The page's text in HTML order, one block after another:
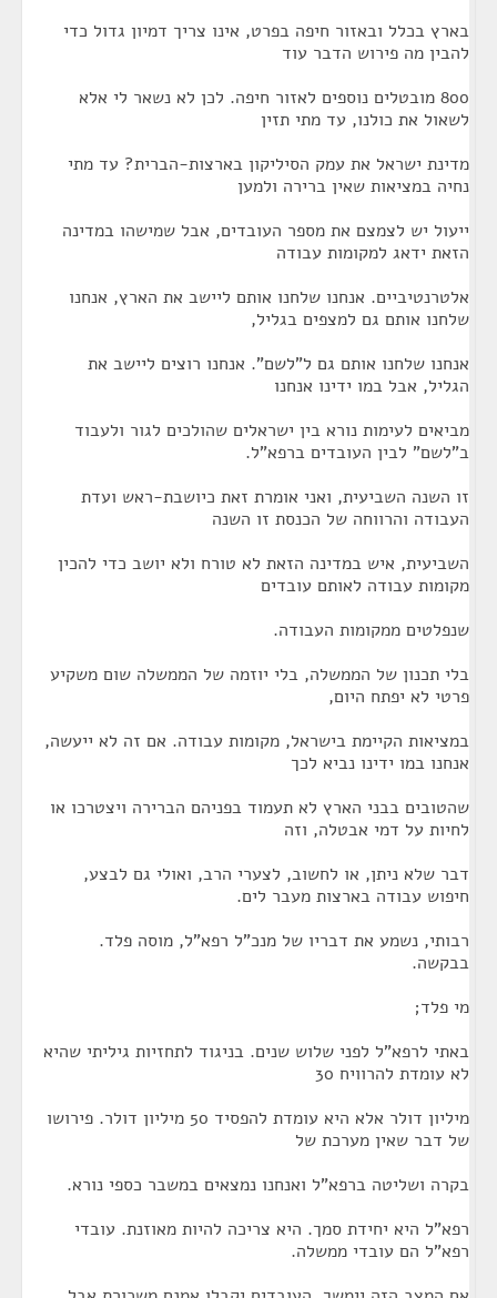
בארץ בכלל ובאזור חיפה בפרט, אינו צריך דמיון גדול כדי
להבין מה פירוש הדבר עוד
800 מובטלים נוספים לאזור חיפה. לכן לא נשאר לי אלא
לשאול את כולנו, עד מתי תזין
מדינת ישראל את עמק הסיליקון בארצות-הברית? עד מתי
נחיה במציאות שאין ברירה ולמען
ייעול יש לצמצם את מספר העובדים, אבל שמישהו במדינה
הזאת ידאג למקומות עבודה
אלטרנטיביים. אנחנו שלחנו אותם ליישב את הארץ, אנחנו
שלחנו אותם גם למצפים בגליל,
אנחנו שלחנו אותם גם ל"לשם". אנחנו רוצים ליישב את
הגליל, אבל במו ידינו אנחנו
מביאים לעימות נורא בין ישראלים שהולכים לגור ולעבוד
ב"לשם" לבין העובדים ברפא"ל.
זו השנה השביעית, ואני אומרת זאת כיושבת-ראש ועדת
העבודה והרווחה של הכנסת זו השנה
השביעית, איש במדינה הזאת לא טורח ולא יושב כדי להכין
מקומות עבודה לאותם עובדים
שנפלטים ממקומות העבודה.
בלי תכנון של הממשלה, בלי יוזמה של הממשלה שום משקיע
פרטי לא יפתח היום,
במציאות הקיימת בישראל, מקומות עבודה. אם זה לא ייעשה,
אנחנו במו ידינו נביא לכך
שהטובים בבני הארץ לא תעמוד בפניהם הברירה ויצטרכו או
לחיות על דמי אבטלה, וזה
דבר שלא ניתן, או לחשוב, לצערי הרב, ואולי גם לבצע,
חיפוש עבודה בארצות מעבר לים.
רבותי, נשמע את דבריו של מנכ"ל רפא"ל, מוסה פלד.
בבקשה.
מי פלד;
באתי לרפא"ל לפני שלוש שנים. בניגוד לתחזיות גיליתי שהיא
לא עומדת להרוויח 30
מיליון דולר אלא היא עומדת להפסיד 50 מיליון דולר. פירושו
של דבר שאין מערכת של
בקרה ושליטה ברפא"ל ואנחנו נמצאים במשבר כספי נורא.
רפא"ל היא יחידת סמך. היא צריכה להיות מאוזנת. עובדי
רפא"ל הם עובדי ממשלה.